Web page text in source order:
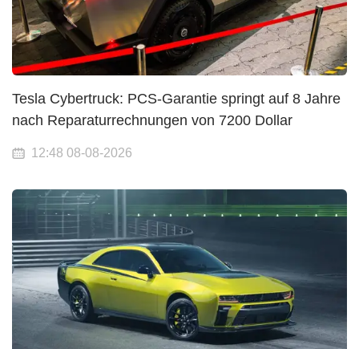
Tesla Cybertruck: PCS-Garantie springt auf 8 Jahre
nach Reparaturrechnungen von 7200 Dollar
12:48 08-08-2026